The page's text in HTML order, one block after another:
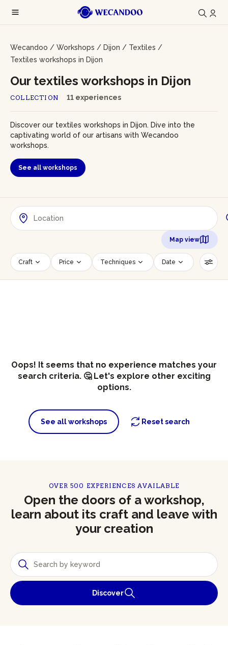
Wecandoo / Workshops / Dijon / Textiles /
Textiles workshops in Dijon
COLLECTION 11 experiences
Our textiles workshops in Dijon
Discover our textiles workshops in Dijon. Dive into the
captivating world of our artisans with Wecandoo
workshops.
See all workshops
Map view
Craft Price Techniques Date
Time slot Number of persons
Oops! It seems that no experience matches your
search criteria. 🤔 Let's explore other exciting
options.
See all workshops Reset search
OVER 500 EXPERIENCES AVAILABLE
Open the doors of a workshop,
learn about its craft and leave with
your creation
Discover